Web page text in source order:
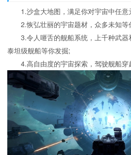
1.沙盒大地图，满足你对宇宙中任意
2.恢弘壮丽的宇宙题材，众多未知等
3.令人咂舌的舰船系统，上千种武器
泰坦级舰船等你发掘;
4.高自由度的宇宙探索，驾驶舰船穿